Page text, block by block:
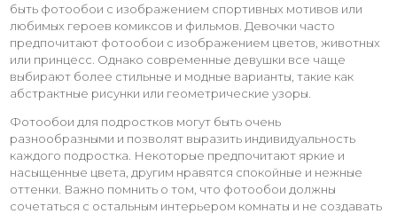
быть фотообои с изображением спортивных мотивов или
любимых героев комиксов и фильмов. Девочки часто
предпочитают фотообои с изображением цветов, животных
или принцесс. Однако современные девушки все чаще
выбирают более стильные и модные варианты, такие как
абстрактные рисунки или геометрические узоры.
Фотообои для подростков могут быть очень
разнообразными и позволят выразить индивидуальность
каждого подростка. Некоторые предпочитают яркие и
насыщенные цвета, другим нравятся спокойные и нежные
оттенки. Важно помнить о том, что фотообои должны
сочетаться с остальным интерьером комнаты и не создавать